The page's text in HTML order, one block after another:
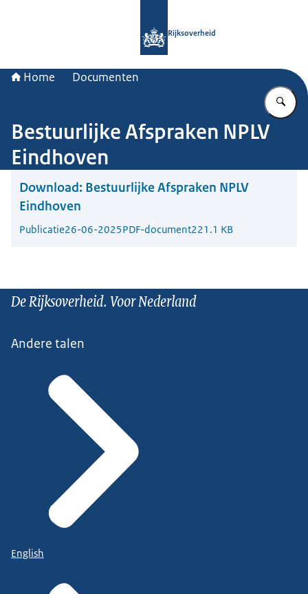
Rijksoverheid
Home Documenten
Bestuurlijke Afspraken NPLV
Eindhoven
Download: Bestuurlijke Afspraken NPLV
Eindhoven
Publicatie26-06-2025PDF-document221.1 KB
De Rijksoverheid. Voor Nederland
Andere talen
English